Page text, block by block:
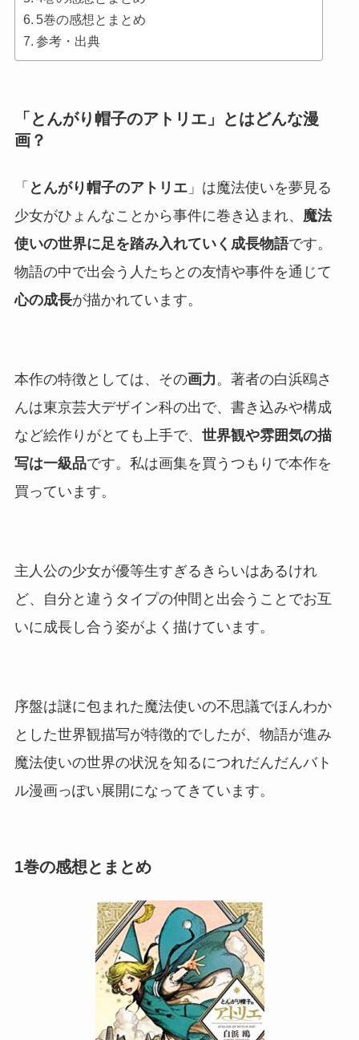
5巻の感想とまとめ
参考・出典
「とんがり帽子のアトリエ」とはどんな漫
画？
「 とんがり帽子のアトリエ」は魔法使いを夢見る
少女がひょんなことから事件に巻き込まれ、 魔法
使いの世界に足を踏み入れていく成長物語です。
物語の中で出会う人たちとの友情や事件を通じて
心の成長が描かれています。
本作の特徴としては、その画力。著者の白浜鴎さ
んは東京芸大デザイン科の出で、書き込みや構成
など絵作りがとても上手で、 世界観や雰囲気の描
写は一級品です。私は画集を買うつもりで本作を
買っています。
主人公の少女が優等生すぎるきらいはあるけれ
ど、自分と違うタイプの仲間と出会うことでお互
いに成長し合う姿がよく描けています。
序盤は謎に包まれた魔法使いの不思議でほんわか
とした世界観描写が特徴的でしたが、物語が進み
魔法使いの世界の状況を知るにつれだんだんバト
ル漫画っぽい展開になってきています。
1巻の感想とまとめ